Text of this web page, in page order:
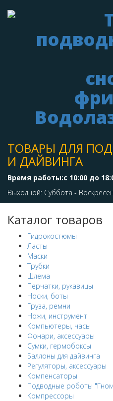
ТОВАРЫ ДЛЯ
И ДАЙВИНГА
Время работы:с 10:00 до
Выходной: Суббота -
Каталог товаров
Гидрокостюмы
Ласты
Маски
Трубки
Шлема
Перчатки, рукавицы
Носки, боты
Груза, ремни
Ножи, инструмент
Компьютеры, часы
Фонари, аксессуары
Сумки, гермобоксы
Баллоны для дайвинга
Регуляторы, аксессуары
Компенсаторы
Подводные роботы
Компрессоры